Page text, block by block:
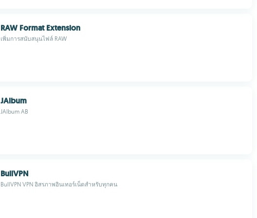
RAW Format Extension
เพิ่มการสนับสนุนไฟล์ RAW
JAlbum
JAlbum AB
BullVPN
BullVPN VPN อิสรภาพอินเทอร์เน็ตสำหรับทุกคน